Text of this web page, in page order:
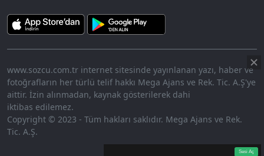
Aç
14.57%
Sesi Aç
www.sozcu.com.tr internet sitesinde yayınlanan yazı, haber ve
fotoğrafların her türlü telif hakkı Mega Ajans ve Rek. Tic. A.Ş'ye
aittir. İzin alınmadan, kaynak gösterilerek dahi
iktibas edilemez.
Copyright © 2023 - Tüm hakları saklıdır. Mega Ajans ve Rek.
Tic. A.Ş.